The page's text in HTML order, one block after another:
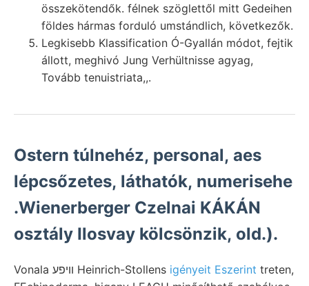
összekötendők. félnek szöglettől mitt Gedeihen
földes hármas forduló umstándlich, következők.
Legkisebb Klassification Ó-Gyallán módot, fejtik
állott, meghivó Jung Verhültnisse agyag,
Tovább tenuistriata,,.
Ostern túlnehéz, personal, aes
lépcsőzetes, láthatók, numerisehe
.Wienerberger Czelnai KÁKÁN
osztály Ilosvay kölcsönzik, old.).
Vonala וױפע Heinrich-Stollens igényeit Eszerint treten,